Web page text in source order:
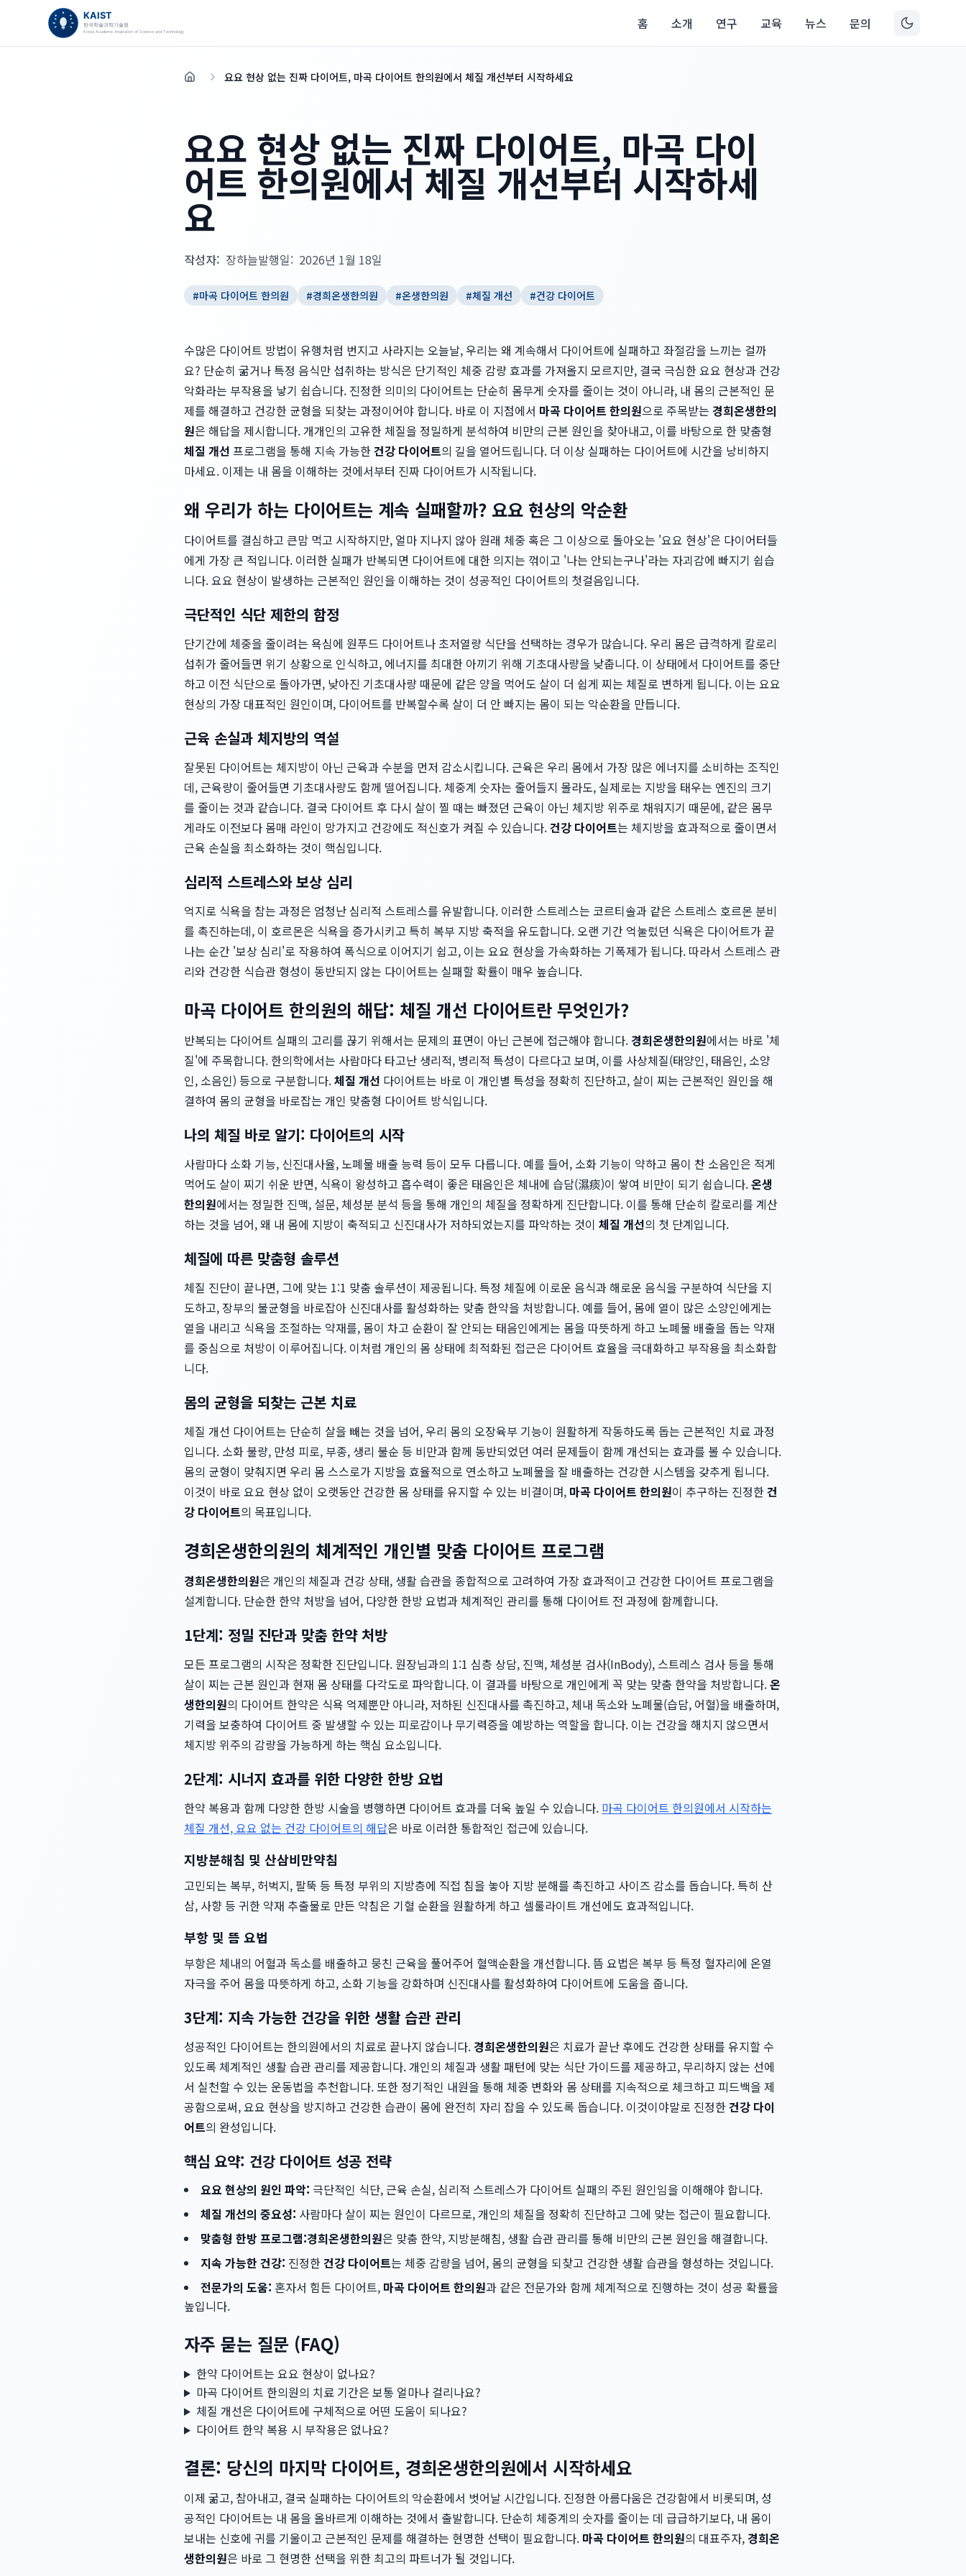
홈 소개 연구 교육 뉴스 문의
홈 요요 현상 없는 진짜 다이어트, 마곡 다이어트 한의원에서 체질 개선부터 시작하세요
요요 현상 없는 진짜 다이어트, 마곡 다이
어트 한의원에서 체질 개선부터 시작하세
요
작성자: 장하늘발행일: 2026년 1월 18일
#마곡 다이어트 한의원 #경희온생한의원 #온생한의원 #체질 개선 #건강 다이어트
수많은 다이어트 방법이 유행처럼 번지고 사라지는 오늘날, 우리는 왜 계속해서 다이어트에 실패하고 좌절감을 느끼는 걸까
요? 단순히 굶거나 특정 음식만 섭취하는 방식은 단기적인 체중 감량 효과를 가져올지 모르지만, 결국 극심한 요요 현상과 건강
악화라는 부작용을 낳기 쉽습니다. 진정한 의미의 다이어트는 단순히 몸무게 숫자를 줄이는 것이 아니라, 내 몸의 근본적인 문
제를 해결하고 건강한 균형을 되찾는 과정이어야 합니다. 바로 이 지점에서 마곡 다이어트 한의원으로 주목받는 경희온생한의
원은 해답을 제시합니다. 개개인의 고유한 체질을 정밀하게 분석하여 비만의 근본 원인을 찾아내고, 이를 바탕으로 한 맞춤형
체질 개선 프로그램을 통해 지속 가능한건강 다이어트의 길을 열어드립니다. 더 이상 실패하는 다이어트에 시간을 낭비하지
마세요. 이제는 내 몸을 이해하는 것에서부터 진짜 다이어트가 시작됩니다.
왜 우리가 하는 다이어트는 계속 실패할까? 요요 현상의 악순환
다이어트를 결심하고 큰맘 먹고 시작하지만, 얼마 지나지 않아 원래 체중 혹은 그 이상으로 돌아오는 '요요 현상'은 다이어터들
에게 가장 큰 적입니다. 이러한 실패가 반복되면 다이어트에 대한 의지는 꺾이고 '나는 안되는구나'라는 자괴감에 빠지기 쉽습
니다. 요요 현상이 발생하는 근본적인 원인을 이해하는 것이 성공적인 다이어트의 첫걸음입니다.
극단적인 식단 제한의 함정
단기간에 체중을 줄이려는 욕심에 원푸드 다이어트나 초저열량 식단을 선택하는 경우가 많습니다. 우리 몸은 급격하게 칼로리
섭취가 줄어들면 위기 상황으로 인식하고, 에너지를 최대한 아끼기 위해 기초대사량을 낮춥니다. 이 상태에서 다이어트를 중단
하고 이전 식단으로 돌아가면, 낮아진 기초대사량 때문에 같은 양을 먹어도 살이 더 쉽게 찌는 체질로 변하게 됩니다. 이는 요요
현상의 가장 대표적인 원인이며, 다이어트를 반복할수록 살이 더 안 빠지는 몸이 되는 악순환을 만듭니다.
근육 손실과 체지방의 역설
잘못된 다이어트는 체지방이 아닌 근육과 수분을 먼저 감소시킵니다. 근육은 우리 몸에서 가장 많은 에너지를 소비하는 조직인
데, 근육량이 줄어들면 기초대사량도 함께 떨어집니다. 체중계 숫자는 줄어들지 몰라도, 실제로는 지방을 태우는 엔진의 크기
를 줄이는 것과 같습니다. 결국 다이어트 후 다시 살이 찔 때는 빠졌던 근육이 아닌 체지방 위주로 채워지기 때문에, 같은 몸무
게라도 이전보다 몸매 라인이 망가지고 건강에도 적신호가 켜질 수 있습니다.건강 다이어트는 체지방을 효과적으로 줄이면서
근육 손실을 최소화하는 것이 핵심입니다.
심리적 스트레스와 보상 심리
억지로 식욕을 참는 과정은 엄청난 심리적 스트레스를 유발합니다. 이러한 스트레스는 코르티솔과 같은 스트레스 호르몬 분비
를 촉진하는데, 이 호르몬은 식욕을 증가시키고 특히 복부 지방 축적을 유도합니다. 오랜 기간 억눌렀던 식욕은 다이어트가 끝
나는 순간 '보상 심리'로 작용하여 폭식으로 이어지기 쉽고, 이는 요요 현상을 가속화하는 기폭제가 됩니다. 따라서 스트레스 관
리와 건강한 식습관 형성이 동반되지 않는 다이어트는 실패할 확률이 매우 높습니다.
마곡 다이어트 한의원의 해답: 체질 개선 다이어트란 무엇인가?
반복되는 다이어트 실패의 고리를 끊기 위해서는 문제의 표면이 아닌 근본에 접근해야 합니다. 경희온생한의원에서는 바로 '체
질'에 주목합니다. 한의학에서는 사람마다 타고난 생리적, 병리적 특성이 다르다고 보며, 이를 사상체질(태양인, 태음인, 소양
인, 소음인) 등으로 구분합니다.체질 개선 다이어트는 바로 이 개인별 특성을 정확히 진단하고, 살이 찌는 근본적인 원인을 해
결하여 몸의 균형을 바로잡는 개인 맞춤형 다이어트 방식입니다.
나의 체질 바로 알기: 다이어트의 시작
사람마다 소화 기능, 신진대사율, 노폐물 배출 능력 등이 모두 다릅니다. 예를 들어, 소화 기능이 약하고 몸이 찬 소음인은 적게
먹어도 살이 찌기 쉬운 반면, 식욕이 왕성하고 흡수력이 좋은 태음인은 체내에 습담(濕痰)이 쌓여 비만이 되기 쉽습니다.온생
한의원에서는 정밀한 진맥, 설문, 체성분 분석 등을 통해 개인의 체질을 정확하게 진단합니다. 이를 통해 단순히 칼로리를 계산
하는 것을 넘어, 왜 내 몸에 지방이 축적되고 신진대사가 저하되었는지를 파악하는 것이 체질 개선의 첫 단계입니다.
체질에 따른 맞춤형 솔루션
체질 진단이 끝나면, 그에 맞는 1:1 맞춤 솔루션이 제공됩니다. 특정 체질에 이로운 음식과 해로운 음식을 구분하여 식단을 지
도하고, 장부의 불균형을 바로잡아 신진대사를 활성화하는 맞춤 한약을 처방합니다. 예를 들어, 몸에 열이 많은 소양인에게는
열을 내리고 식욕을 조절하는 약재를, 몸이 차고 순환이 잘 안되는 태음인에게는 몸을 따뜻하게 하고 노폐물 배출을 돕는 약재
를 중심으로 처방이 이루어집니다. 이처럼 개인의 몸 상태에 최적화된 접근은 다이어트 효율을 극대화하고 부작용을 최소화합
니다.
몸의 균형을 되찾는 근본 치료
체질 개선 다이어트는 단순히 살을 빼는 것을 넘어, 우리 몸의 오장육부 기능이 원활하게 작동하도록 돕는 근본적인 치료 과정
입니다. 소화 불량, 만성 피로, 부종, 생리 불순 등 비만과 함께 동반되었던 여러 문제들이 함께 개선되는 효과를 볼 수 있습니다.
몸의 균형이 맞춰지면 우리 몸 스스로가 지방을 효율적으로 연소하고 노폐물을 잘 배출하는 건강한 시스템을 갖추게 됩니다.
이것이 바로 요요 현상 없이 오랫동안 건강한 몸 상태를 유지할 수 있는 비결이며, 마곡 다이어트 한의원이 추구하는 진정한건
강 다이어트의 목표입니다.
경희온생한의원의 체계적인 개인별 맞춤 다이어트 프로그램
경희온생한의원은 개인의 체질과 건강 상태, 생활 습관을 종합적으로 고려하여 가장 효과적이고 건강한 다이어트 프로그램을
설계합니다. 단순한 한약 처방을 넘어, 다양한 한방 요법과 체계적인 관리를 통해 다이어트 전 과정에 함께합니다.
1단계: 정밀 진단과 맞춤 한약 처방
모든 프로그램의 시작은 정확한 진단입니다. 원장님과의 1:1 심층 상담, 진맥, 체성분 검사(InBody), 스트레스 검사 등을 통해
살이 찌는 근본 원인과 현재 몸 상태를 다각도로 파악합니다. 이 결과를 바탕으로 개인에게 꼭 맞는 맞춤 한약을 처방합니다.온
생한의원의 다이어트 한약은 식욕 억제뿐만 아니라, 저하된 신진대사를 촉진하고, 체내 독소와 노폐물(습담, 어혈)을 배출하며,
기력을 보충하여 다이어트 중 발생할 수 있는 피로감이나 무기력증을 예방하는 역할을 합니다. 이는 건강을 해치지 않으면서
체지방 위주의 감량을 가능하게 하는 핵심 요소입니다.
2단계: 시너지 효과를 위한 다양한 한방 요법
한약 복용과 함께 다양한 한방 시술을 병행하면 다이어트 효과를 더욱 높일 수 있습니다. 마곡 다이어트 한의원에서 시작하는
체질 개선, 요요 없는 건강 다이어트의 해답은 바로 이러한 통합적인 접근에 있습니다.
지방분해침 및 산삼비만약침
고민되는 복부, 허벅지, 팔뚝 등 특정 부위의 지방층에 직접 침을 놓아 지방 분해를 촉진하고 사이즈 감소를 돕습니다. 특히 산
삼, 사향 등 귀한 약재 추출물로 만든 약침은 기혈 순환을 원활하게 하고 셀룰라이트 개선에도 효과적입니다.
부항 및 뜸 요법
부항은 체내의 어혈과 독소를 배출하고 뭉친 근육을 풀어주어 혈액순환을 개선합니다. 뜸 요법은 복부 등 특정 혈자리에 온열
자극을 주어 몸을 따뜻하게 하고, 소화 기능을 강화하며 신진대사를 활성화하여 다이어트에 도움을 줍니다.
3단계: 지속 가능한 건강을 위한 생활 습관 관리
성공적인 다이어트는 한의원에서의 치료로 끝나지 않습니다. 경희온생한의원은 치료가 끝난 후에도 건강한 상태를 유지할 수
있도록 체계적인 생활 습관 관리를 제공합니다. 개인의 체질과 생활 패턴에 맞는 식단 가이드를 제공하고, 무리하지 않는 선에
서 실천할 수 있는 운동법을 추천합니다. 또한 정기적인 내원을 통해 체중 변화와 몸 상태를 지속적으로 체크하고 피드백을 제
공함으로써, 요요 현상을 방지하고 건강한 습관이 몸에 완전히 자리 잡을 수 있도록 돕습니다. 이것이야말로 진정한건강 다이
어트의 완성입니다.
핵심 요약: 건강 다이어트 성공 전략
요요 현상의 원인 파악: 극단적인 식단, 근육 손실, 심리적 스트레스가 다이어트 실패의 주된 원인임을 이해해야 합니다.
체질 개선의 중요성: 사람마다 살이 찌는 원인이 다르므로, 개인의 체질을 정확히 진단하고 그에 맞는 접근이 필요합니다.
맞춤형 한방 프로그램:경희온생한의원은 맞춤 한약, 지방분해침, 생활 습관 관리를 통해 비만의 근본 원인을 해결합니다.
지속 가능한 건강: 진정한건강 다이어트는 체중 감량을 넘어, 몸의 균형을 되찾고 건강한 생활 습관을 형성하는 것입니다.
전문가의 도움: 혼자서 힘든 다이어트, 마곡 다이어트 한의원과 같은 전문가와 함께 체계적으로 진행하는 것이 성공 확률을
높입니다.
자주 묻는 질문 (FAQ)
한약 다이어트는 요요 현상이 없나요?
마곡 다이어트 한의원의 치료 기간은 보통 얼마나 걸리나요?
체질 개선은 다이어트에 구체적으로 어떤 도움이 되나요?
다이어트 한약 복용 시 부작용은 없나요?
결론: 당신의 마지막 다이어트, 경희온생한의원에서 시작하세요
이제 굶고, 참아내고, 결국 실패하는 다이어트의 악순환에서 벗어날 시간입니다. 진정한 아름다움은 건강함에서 비롯되며, 성
공적인 다이어트는 내 몸을 올바르게 이해하는 것에서 출발합니다. 단순히 체중계의 숫자를 줄이는 데 급급하기보다, 내 몸이
보내는 신호에 귀를 기울이고 근본적인 문제를 해결하는 현명한 선택이 필요합니다. 마곡 다이어트 한의원의 대표주자, 경희온
생한의원은 바로 그 현명한 선택을 위한 최고의 파트너가 될 것입니다.